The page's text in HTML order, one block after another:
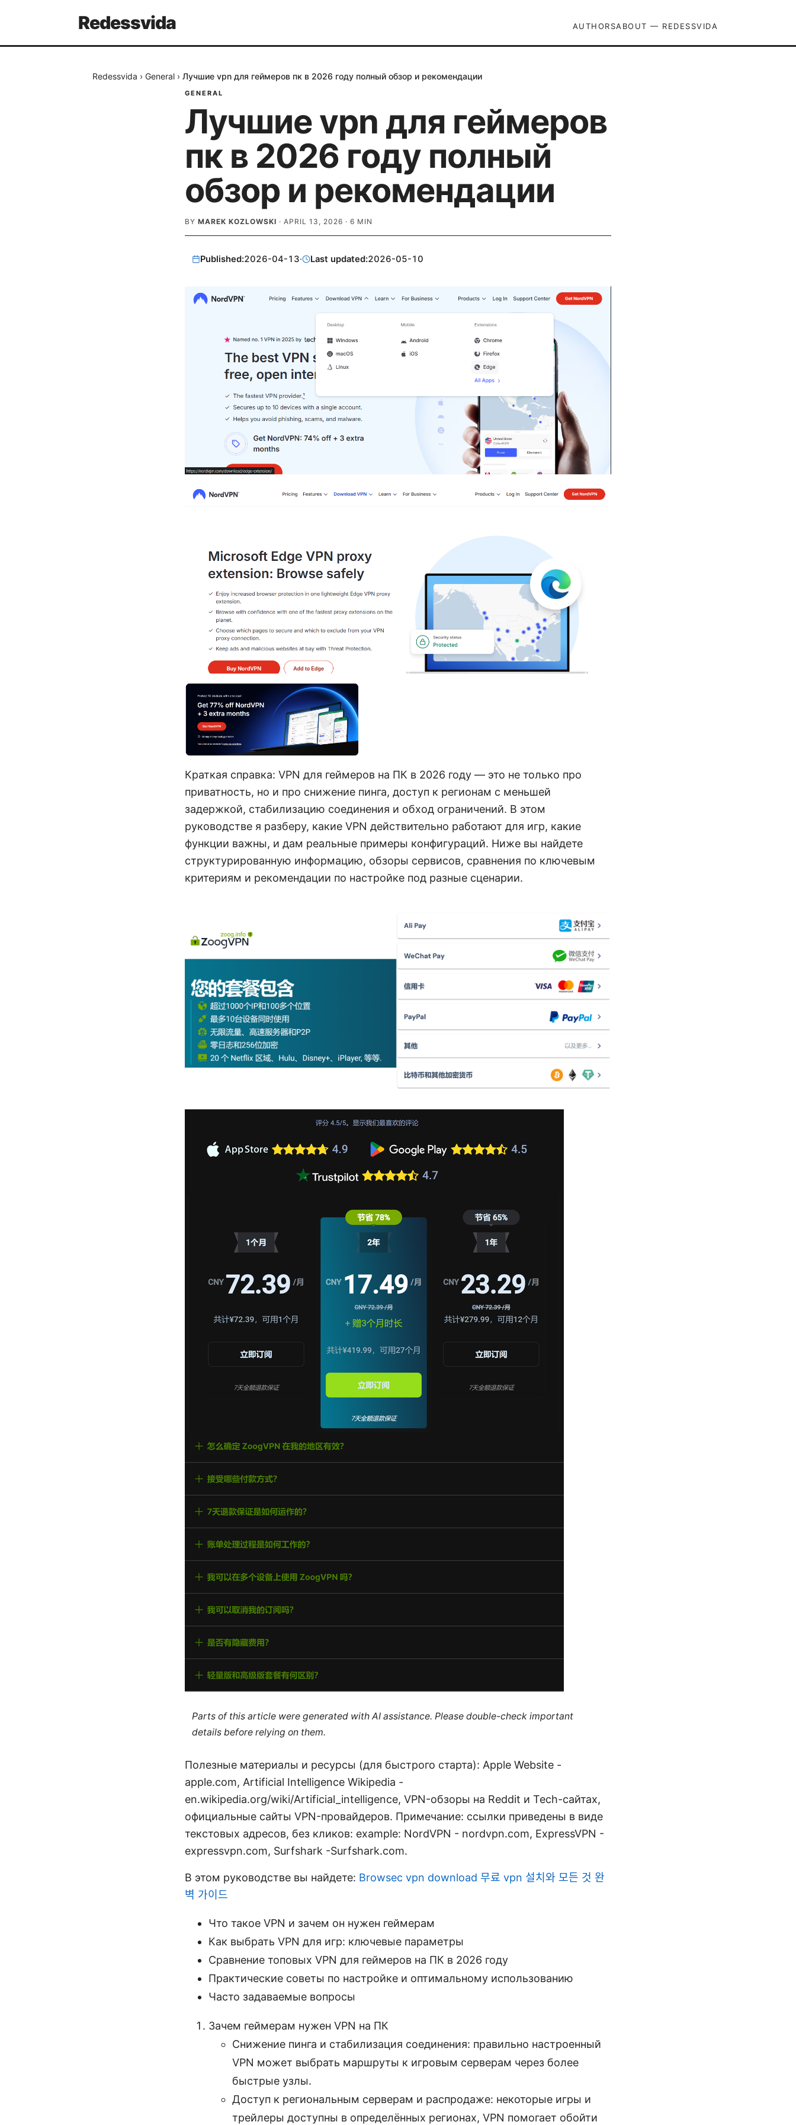
Redessvida AUTHORSABOUT — REDESSVIDA
Redessvida › General › Лучшие vpn для геймеров пк в 2026 году полный обзор и рекомендации
GENERAL
Лучшие vpn для геймеров
пк в 2026 году полный
обзор и рекомендации
BY MAREK KOZLOWSKI · APRIL 13, 2026 · 6 MIN
Published:2026-04-13· Last updated:2026-05-10
Краткая справка: VPN для геймеров на ПК в 2026 году — это не только про
приватность, но и про снижение пинга, доступ к регионам с меньшей
задержкой, стабилизацию соединения и обход ограничений. В этом
руководстве я разберу, какие VPN действительно работают для игр, какие
функции важны, и дам реальные примеры конфигураций. Ниже вы найдете
структурированную информацию, обзоры сервисов, сравнения по ключевым
критериям и рекомендации по настройке под разные сценарии.
Parts of this article were generated with AI assistance. Please double-check important
details before relying on them.
Полезные материалы и ресурсы (для быстрого старта): Apple Website -
apple.com, Artificial Intelligence Wikipedia -
en.wikipedia.org/wiki/Artificial_intelligence, VPN-обзоры на Reddit и Tech-сайтах,
официальные сайты VPN-провайдеров. Примечание: ссылки приведены в виде
текстовых адресов, без кликов: example: NordVPN - nordvpn.com, ExpressVPN -
expressvpn.com, Surfshark -Surfshark.com.
В этом руководстве вы найдете: Browsec vpn download 무료 vpn 설치와 모든 것 완
벽 가이드
Что такое VPN и зачем он нужен геймерам
Как выбрать VPN для игр: ключевые параметры
Сравнение топовых VPN для геймеров на ПК в 2026 году
Практические советы по настройке и оптимальному использованию
Часто задаваемые вопросы
Зачем геймерам нужен VPN на ПК
Снижение пинга и стабилизация соединения: правильно настроенный
VPN может выбрать маршруты к игровым серверам через более
быстрые узлы.
Доступ к региональным серверам и распродаже: некоторые игры и
трейлеры доступны в определённых регионах, VPN помогает обойти